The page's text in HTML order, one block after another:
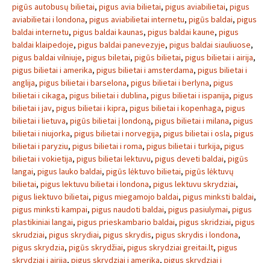
pigūs autobusų bilietai, pigus avia bilietai, pigus aviabilietai, pigus
aviabilietai i londona, pigus aviabilietai internetu, pigūs baldai, pigus
baldai internetu, pigus baldai kaunas, pigus baldai kaune, pigus
baldai klaipedoje, pigus baldai panevezyje, pigus baldai siauliuose,
pigus baldai vilniuje, pigus biletai, pigūs bilietai, pigus bilietai i airija,
pigus bilietai i amerika, pigus bilietai i amsterdama, pigus bilietai i
anglija, pigus bilietai i barselona, pigus bilietai i berlyna, pigus
bilietai i cikaga, pigus bilietai i dublina, pigus bilietai i ispanija, pigus
bilietai i jav, pigus bilietai i kipra, pigus bilietai i kopenhaga, pigus
bilietai i lietuva, pigūs bilietai į londoną, pigus bilietai i milana, pigus
bilietai i niujorka, pigus bilietai i norvegija, pigus bilietai i osla, pigus
bilietai i paryziu, pigus bilietai i roma, pigus bilietai i turkija, pigus
bilietai i vokietija, pigus bilietai lektuvu, pigus deveti baldai, pigūs
langai, pigus lauko baldai, pigūs lėktuvo bilietai, pigūs lėktuvų
bilietai, pigus lektuvu bilietai i londona, pigus lektuvu skrydziai,
pigus liektuvo bilietai, pigus miegamojo baldai, pigus minksti baldai,
pigus minksti kampai, pigus naudoti baldai, pigus pasiulymai, pigus
plastikiniai langai, pigus prieskambario baldai, pigus skridziai, pigus
skrudziai, pigus skrydiai, pigus skrydis, pigus skrydis i londona,
pigus skrydzia, pigūs skrydžiai, pigus skrydziai greitai.lt, pigus
skrydziai i airija, pigus skrydziai i amerika, pigus skrydziai i